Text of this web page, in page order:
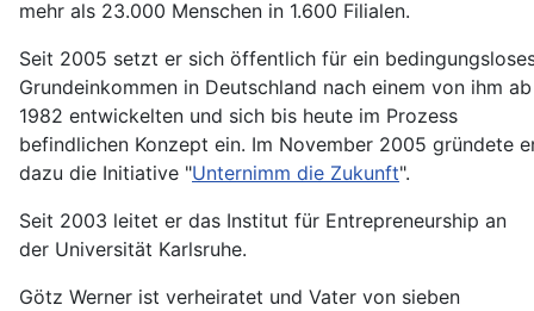
mehr als 23.000 Menschen in 1.600 Filialen.
Seit 2005 setzt er sich öffentlich für ein
Grundeinkommen in Deutschland nach einem von ihm ab
1982 entwickelten und sich bis heute im Prozess
befindlichen Konzept ein. Im November 2005 gründete
dazu die Initiative "Unternimm die Zukunft".
Seit 2003 leitet er das Institut für Entrepreneurship an
der Universität Karlsruhe.
Götz Werner ist verheiratet und Vater von sieben